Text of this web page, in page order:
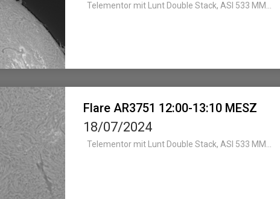
Telementor mit Lunt Double Stack, ASI 533 MM...
Flare AR3751 12:00-13:10 MESZ
18/07/2024
Telementor mit Lunt Double Stack, ASI 533 MM...